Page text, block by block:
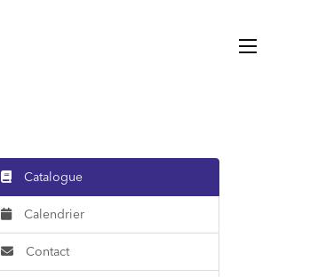
Catalogue
Calendrier
Contact